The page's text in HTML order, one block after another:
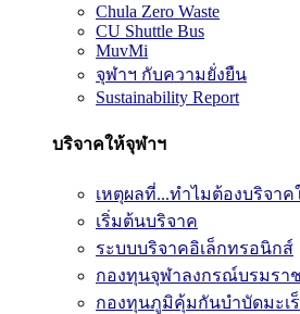
Chula Zero Waste
CU Shuttle Bus
MuvMi
จุฬาฯ กับความยั่งยืน
Sustainability Report
บริจาคให้จุฬาฯ
เหตุผลที่...ทำไมต้องบริจาค
เริ่มต้นบริจาค
ระบบบริจาคอิเล็กทรอนิกส์
กองทุนจุฬาลงกรณ์บรมรา
กองทุนภูมิคุ้มกันบำบัดมะเ